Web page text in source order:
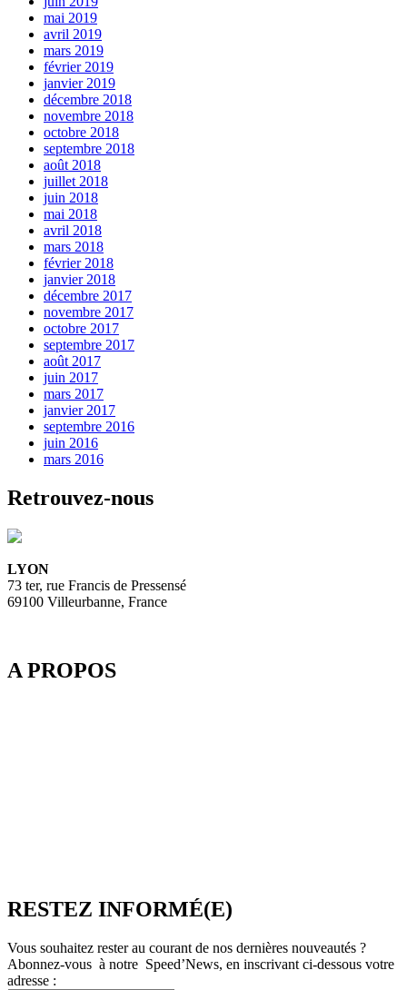
mai 2019
avril 2019
mars 2019
février 2019
janvier 2019
décembre 2018
novembre 2018
octobre 2018
septembre 2018
août 2018
juillet 2018
juin 2018
mai 2018
avril 2018
mars 2018
février 2018
janvier 2018
décembre 2017
novembre 2017
octobre 2017
septembre 2017
août 2017
juin 2017
mars 2017
janvier 2017
septembre 2016
juin 2016
mars 2016
Retrouvez-nous
LYON
73 ter, rue Francis de Pressensé
69100 Villeurbanne, France
A PROPOS
RESTEZ INFORMÉ(E)
Vous souhaitez rester au courant de nos dernières nouveautés ?
Abonnez-vous à notre Speed’News, en inscrivant ci-dessous votre
adresse :